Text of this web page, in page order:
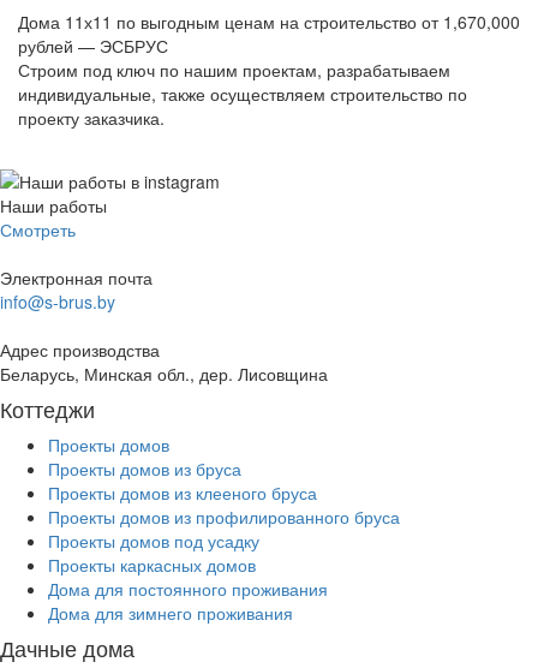
Дома 11х11 по выгодным ценам на строительство от 1,670,000
рублей — ЭСБРУС
Строим под ключ по нашим проектам, разрабатываем
индивидуальные, также осуществляем строительство по
проекту заказчика.
Наши работы
Смотреть
Электронная почта
info@s-brus.by
Адрес производства
Беларусь, Минская обл., дер. Лисовщина
Коттеджи
Проекты домов
Проекты домов из бруса
Проекты домов из клееного бруса
Проекты домов из профилированного бруса
Проекты домов под усадку
Проекты каркасных домов
Дома для постоянного проживания
Дома для зимнего проживания
Дачные дома